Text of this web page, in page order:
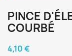
PINCE
COURBÉ
4,10 €